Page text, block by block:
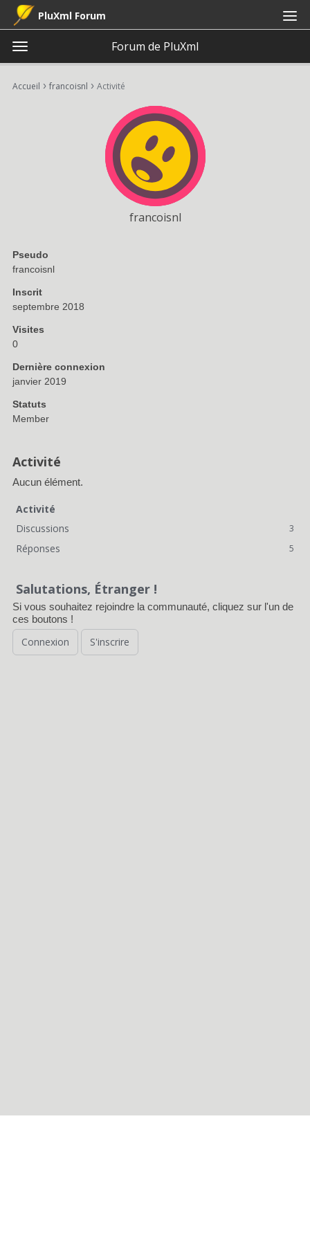
PluXml Forum
t
g
Forum de PluXml
Connexion
Connexion S'inscrire
Accueil › francoisnl › Activité
francoisnl
Pseudo
francoisnl
Inscrit
septembre 2018
Visites
0
Dernière connexion
janvier 2019
Statuts
Member
Activité
Aucun élément.
Activité
Discussions
3
Réponses 5
Salutations, Étranger !
Si vous souhaitez rejoindre la communauté, cliquez sur l'un de
ces boutons !
Connexion S'inscrire